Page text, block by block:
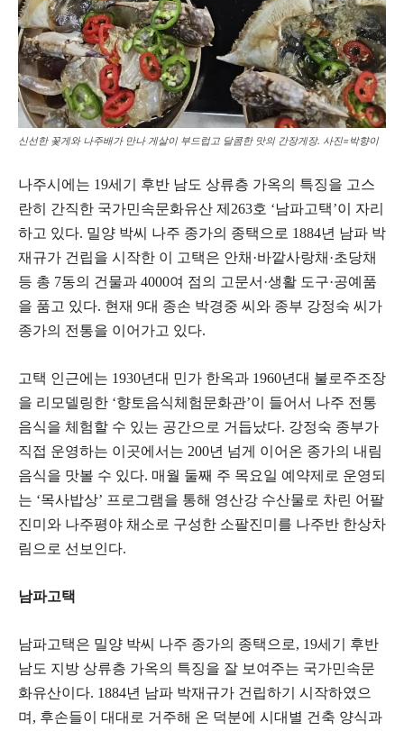
신선한 꽃게와 나주배가 만나 게살이 부드럽고 달콤한 맛의 간장게장. 사진=박향이
나주시에는 19세기 후반 남도 상류층 가옥의 특징을 고스
란히 간직한 국가민속문화유산 제263호 ‘남파고택’이 자리
하고 있다. 밀양 박씨 나주 종가의 종택으로 1884년 남파 박
재규가 건립을 시작한 이 고택은 안채·바깥사랑채·초당채
등 총 7동의 건물과 4000여 점의 고문서·생활 도구·공예품
을 품고 있다. 현재 9대 종손 박경중 씨와 종부 강정숙 씨가
종가의 전통을 이어가고 있다.
고택 인근에는 1930년대 민가 한옥과 1960년대 불로주조장
을 리모델링한 ‘향토음식체험문화관’이 들어서 나주 전통
음식을 체험할 수 있는 공간으로 거듭났다. 강정숙 종부가
직접 운영하는 이곳에서는 200년 넘게 이어온 종가의 내림
음식을 맛볼 수 있다. 매월 둘째 주 목요일 예약제로 운영되
는 ‘목사밥상’ 프로그램을 통해 영산강 수산물로 차린 어팔
진미와 나주평야 채소로 구성한 소팔진미를 나주반 한상차
림으로 선보인다.
남파고택
남파고택은 밀양 박씨 나주 종가의 종택으로, 19세기 후반
남도 지방 상류층 가옥의 특징을 잘 보여주는 국가민속문
화유산이다. 1884년 남파 박재규가 건립하기 시작하였으
며, 후손들이 대대로 거주해 온 덕분에 시대별 건축 양식과